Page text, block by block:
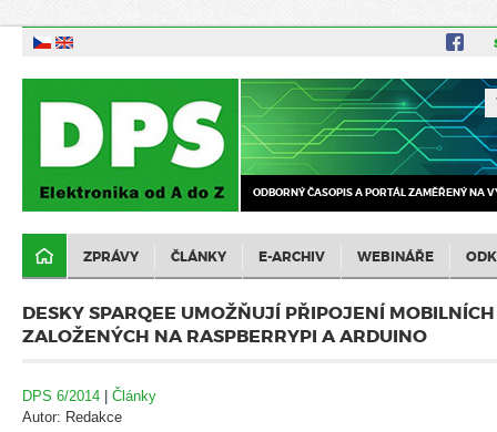
ODBORNÝ ČASOPIS A PORTÁL ZAMĚŘENÝ NA
ZPRÁVY ČLÁNKY E-ARCHIV WEBINÁŘE
DESKY SPARQEE UMOŽŇUJÍ PŘIPOJENÍ
ZALOŽENÝCH NA RASPBERRYPI A ARDUINO
DPS 6/2014 | Články
Autor: Redakce